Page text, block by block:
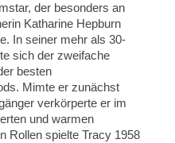
der besonders an
Katharine Hepburn
In seiner mehr als 30-
sich der zweifache
besten
Mimte er zunächst
verkörperte er im
und warmen
Rollen spielte Tracy 1958